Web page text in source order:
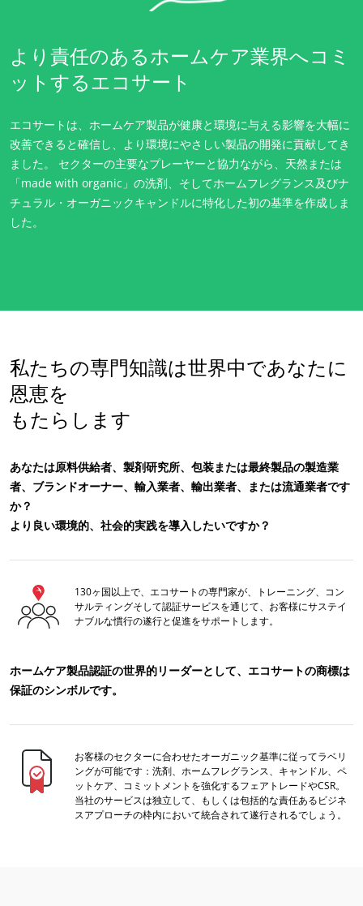
当社のサービスを通じて行動する
チームとともに前進する
より責任のあるホームケア業界へコミ
ットするエコサート
エコサートは、ホームケア製品が健康と環境に与える影響を大幅に
改善できると確信し、より環境にやさしい製品の開発に貢献してき
ました。 セクターの主要なプレーヤーと協力ながら、天然または
「made with organic」の洗剤、そしてホームフレグランス及びナ
チュラル・オーガニックキャンドルに特化した初の基準を作成しま
した。
私たちの専門知識は世界中であなたに
恩恵を
もたらします
あなたは原料供給者、製剤研究所、包装または最終製品の製造業
者、ブランドオーナー、輸入業者、輸出業者、または流通業者です
か？
より良い環境的、社会的実践を導入したいですか？
130ヶ国以上で、エコサートの専門家が、トレーニング、コン
サルティングそして認証サービスを通じて、お客様にサステイ
ナブルな慣行の遂行と促進をサポートします。
ホームケア製品認証の世界的リーダーとして、エコサートの商標は
保証のシンボルです。
お客様のセクターに合わせたオーガニック基準に従ってラベリ
ングが可能です：洗剤、ホームフレグランス、キャンドル、ペ
ットケア、コミットメントを強化するフェアトレードやCSR。
当社のサービスは独立して、もしくは包括的な責任あるビジネ
スアプローチの枠内において統合されて遂行されるでしょう。